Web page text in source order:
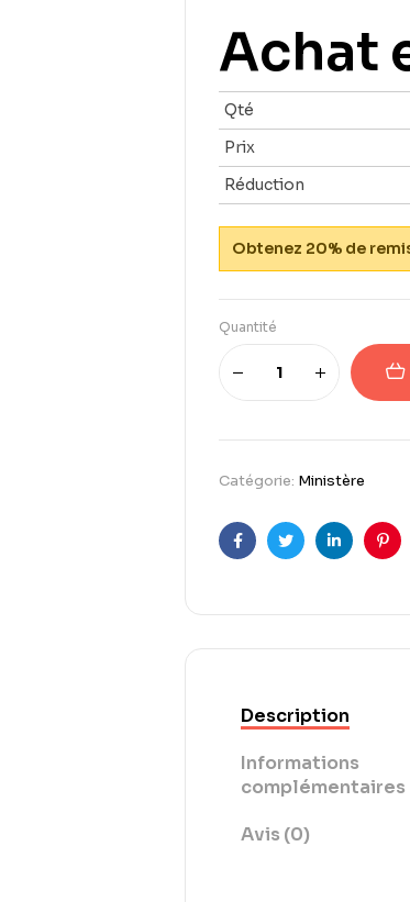
Achat
Qté
Prix
Réduction
Obtenez 20% de
Quantité
Catégorie: Ministère
FacebookTwitterLinkedin
Description
Informations
complémentaires
Avis (0)